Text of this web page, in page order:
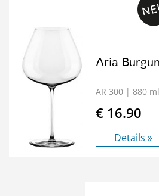
Aria
AR 300 | 880 ml
€ 16.90
Details »